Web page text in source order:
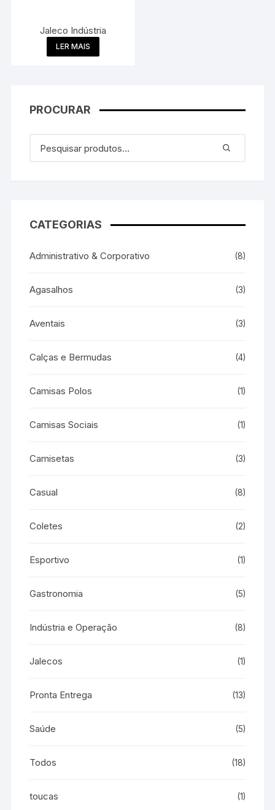
Jaleco Indústria
LER MAIS
PROCURAR
CATEGORIAS
Administrativo & Corporativo (8)
Agasalhos (3)
Aventais (3)
Calças e Bermudas (4)
Camisas Polos (1)
Camisas Sociais (1)
Camisetas (3)
Casual (8)
Coletes (2)
Esportivo (1)
Gastronomia (5)
Indústria e Operação (8)
Jalecos (1)
Pronta Entrega (13)
Saúde (5)
Todos (18)
toucas (1)